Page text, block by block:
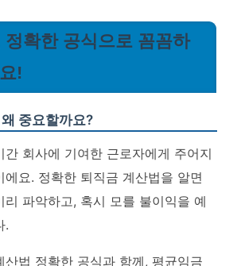
정확한 공식으로 꼼꼼하
!
중요할까요?
간 회사에 기여한 근로자에게 주어지
에요. 정확한 퇴직금 계산법을 알면
리 파악하고, 혹시 모를 불이익을 예
.
산법 정확한 공식과 함께, 평균임금